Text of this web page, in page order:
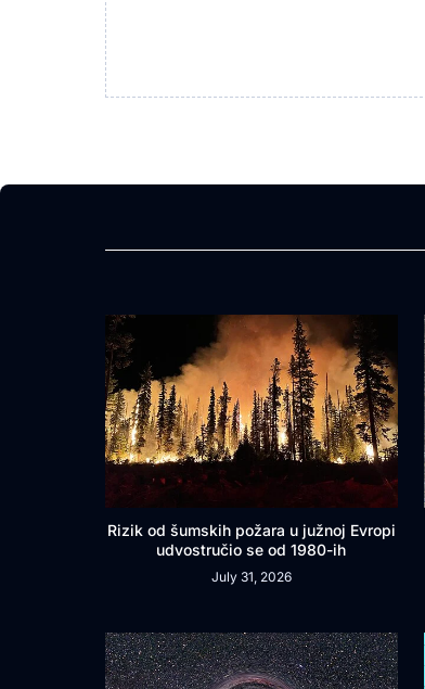
Rizik od šumskih požara u južnoj Evropi
udvostručio se od 1980-ih
July 31, 2026